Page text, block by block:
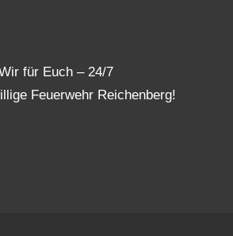
für Euch – 24/7
Feuerwehr Reichenberg!